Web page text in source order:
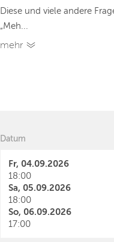
Diese und viele andere
„Meh...
mehr
Datum
Fr, 04.09.2026
18:00
Sa, 05.09.2026
18:00
So, 06.09.2026
17:00